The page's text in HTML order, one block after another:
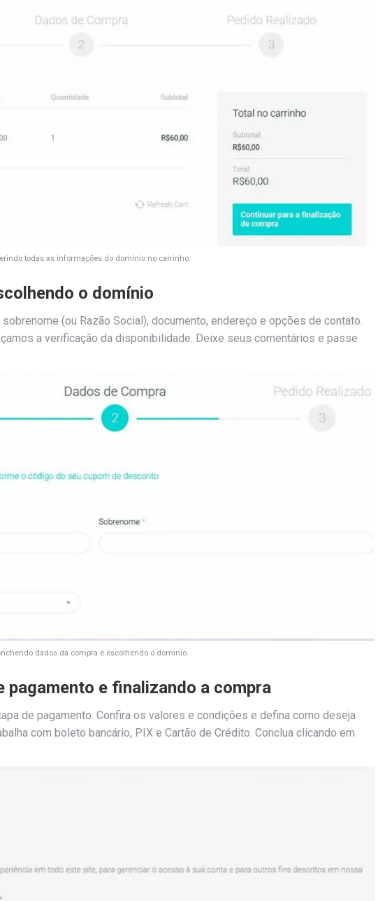
todas as informações do domínio no carrinho.
o domínio
(ou Razão Social), documento, endereço e opções de contato.
a verificação da disponibilidade. Deixe seus comentários e passe
dados da compra e escolhendo o domínio.
pagamento e finalizando a compra
de pagamento. Confira os valores e condições e defina como deseja
com boleto bancário, PIX e Cartão de Crédito. Conclua clicando em